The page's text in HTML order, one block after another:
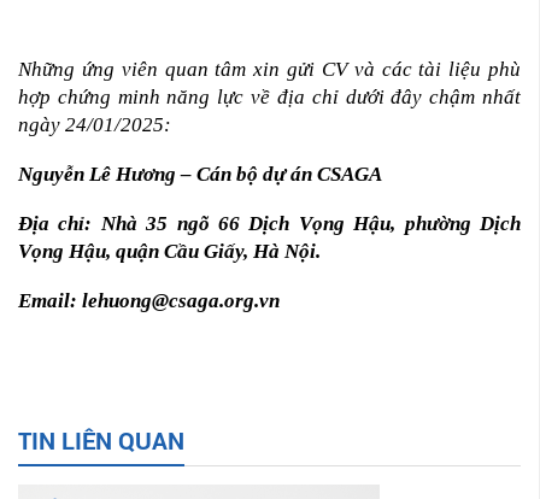
Những ứng viên quan tâm xin gửi CV và các tài liệu phù
hợp chứng minh năng lực về địa chỉ dưới đây chậm nhất
ngày 24/01/2025:
Nguyễn Lê Hương – Cán bộ dự án CSAGA
Địa chỉ: Nhà 35 ngõ 66 Dịch Vọng Hậu, phường Dịch
Vọng Hậu, quận Cầu Giấy, Hà Nội.
Email: lehuong@csaga.org.vn
TIN LIÊN QUAN